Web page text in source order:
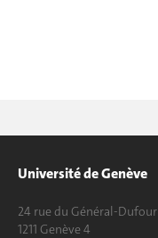
Université de Genève
24 rue du Général-Dufour
1211 Genève 4